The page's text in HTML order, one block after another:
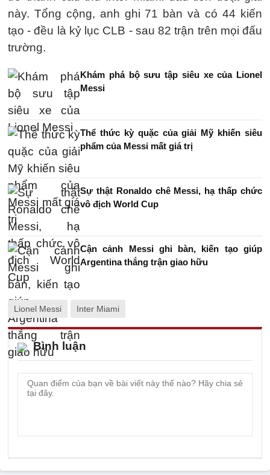
này. Tổng cộng, anh ghi 71 bàn và có 44 kiến
tạo - đều là kỷ lục CLB - sau 82 trận trên mọi đấu
trường.
Khám phá bộ sưu tập siêu xe của Lionel
Messi
Thể thức kỳ quặc của giải Mỹ khiến siêu
phẩm của Messi mất giá trị
Sự thật Ronaldo chê Messi, hạ thấp chức
vô địch World Cup
Cận cảnh Messi ghi bàn, kiến tạo giúp
Argentina thắng trận giao hữu
Lionel Messi Inter Miami
Bình luận